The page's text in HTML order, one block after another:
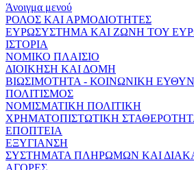
Άνοιγμα μενού
ΡΟΛΟΣ ΚΑΙ ΑΡΜΟΔΙΟΤΗΤΕΣ
ΕΥΡΩΣΥΣΤΗΜΑ ΚΑΙ ΖΩΝΗ ΤΟΥ
ΙΣΤΟΡΙΑ
ΝΟΜΙΚΟ ΠΛΑΙΣΙΟ
ΔΙΟΙΚΗΣΗ ΚΑΙ ΔΟΜΗ
ΒΙΩΣΙΜΟΤΗΤΑ - ΚΟΙΝΩΝΙΚΗ
ΠΟΛΙΤΙΣΜΟΣ
ΝΟΜΙΣΜΑΤΙΚΗ ΠΟΛΙΤΙΚΗ
ΧΡΗΜΑΤΟΠΙΣΤΩΤΙΚΗ
ΕΠΟΠΤΕΙΑ
ΕΞΥΓΙΑΝΣΗ
ΣΥΣΤΗΜΑΤΑ ΠΛΗΡΩΜΩΝ ΚΑΙ
ΑΓΟΡΕΣ